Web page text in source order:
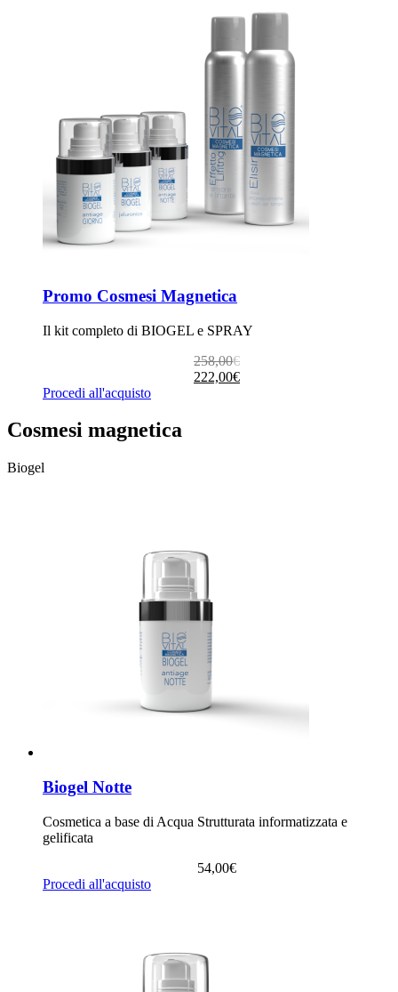
Promo Cosmesi Magnetica
Il kit completo di BIOGEL e SPRAY
258,00€
Il
prezzo
222,00€
Il
prezzo
Procedi all'acquisto
Cosmesi magnetica
Biogel
Biogel Notte
Cosmetica a base di Acqua Strutturata informatizzata e
gelificata
54,00€
Procedi all'acquisto